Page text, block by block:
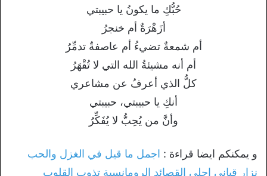
حُبُّكِ ما يكونُ يا حبيبتي
أزَهْرَةٌ أم خنجرُ
أم شمعةٌ تضيءُ أم عاصفةٌ تدمِّرُ
أم أنه مشيئةُ الله التي لا تُقْهَرُ
كلُّ الذي أعرفُ عن مشاعري
أنكِ يا حبيبتي، حبيبتي
وأنَّ من يُحِبُّ لا يُفَكِّرُ
و يمكنكم ايضا قراءة : اجمل ما قيل في الغزل والحب
نزار قباني احلي القصائد الرومانسية تذوب القلوب